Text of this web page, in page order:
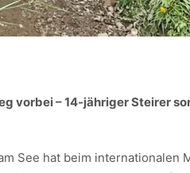
vorbei – 14-jähriger Steirer
See hat beim internationalen